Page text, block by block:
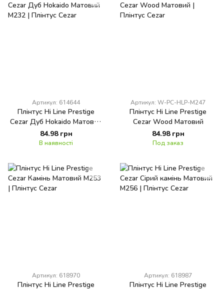
Артикул: 614644
Плінтус Hi Line Prestige
Cezar Дуб Hokaido Матовий
M232
84.98 грн
В наявності
Артикул: W-PC-HLP-M247
Плінтус Hi Line Prestige
Cezar Wood Матовий
84.98 грн
Под заказ
Артикул: 618970
Плінтус Hi Line Prestige
Артикул: 618987
Плінтус Hi Line Prestige